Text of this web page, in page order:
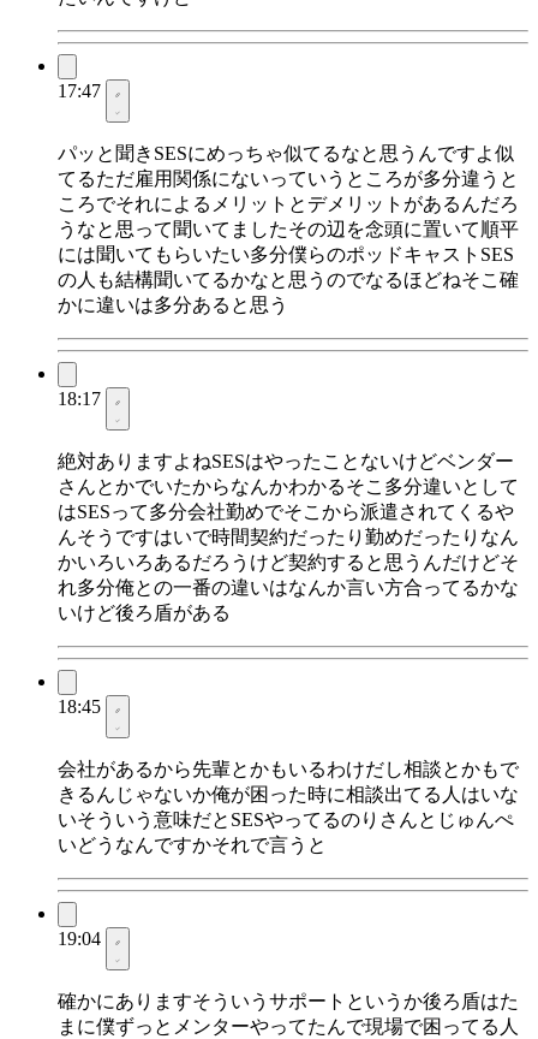
17:47
パッと聞きSESにめっちゃ似てるなと思うんですよ似
てるただ雇用関係にないっていうところが多分違うと
ころでそれによるメリットとデメリットがあるんだろ
うなと思って聞いてましたその辺を念頭に置いて順平
には聞いてもらいたい多分僕らのポッドキャストSES
の人も結構聞いてるかなと思うのでなるほどねそこ確
かに違いは多分あると思う
18:17
絶対ありますよねSESはやったことないけどベンダー
さんとかでいたからなんかわかるそこ多分違いとして
はSESって多分会社勤めでそこから派遣されてくるや
んそうですはいで時間契約だったり勤めだったりなん
かいろいろあるだろうけど契約すると思うんだけどそ
れ多分俺との一番の違いはなんか言い方合ってるかな
いけど後ろ盾がある
18:45
会社があるから先輩とかもいるわけだし相談とかもで
きるんじゃないか俺が困った時に相談出てる人はいな
いそういう意味だとSESやってるのりさんとじゅんぺ
いどうなんですかそれで言うと
19:04
確かにありますそういうサポートというか後ろ盾はた
まに僕ずっとメンターやってたんで現場で困ってる人